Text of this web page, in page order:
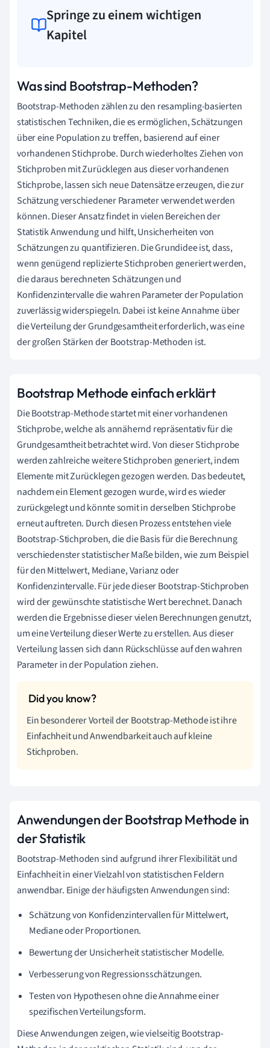
Springe zu einem wichtigen
Kapitel
Was sind Bootstrap-Methoden?
Bootstrap-Methoden zählen zu den resampling-basierten
statistischen Techniken, die es ermöglichen, Schätzungen
über eine Population zu treffen, basierend auf einer
vorhandenen Stichprobe. Durch wiederholtes Ziehen von
Stichproben mit Zurücklegen aus dieser vorhandenen
Stichprobe, lassen sich neue Datensätze erzeugen, die zur
Schätzung verschiedener Parameter verwendet werden
können. Dieser Ansatz findet in vielen Bereichen der
Statistik Anwendung und hilft, Unsicherheiten von
Schätzungen zu quantifizieren. Die Grundidee ist, dass,
wenn genügend replizierte Stichproben generiert werden,
die daraus berechneten Schätzungen und
Konfidenzintervalle die wahren Parameter der Population
zuverlässig widerspiegeln. Dabei ist keine Annahme über
die Verteilung der Grundgesamtheit erforderlich, was eine
der großen Stärken der Bootstrap-Methoden ist.
Bootstrap Methode einfach erklärt
Die Bootstrap-Methode startet mit einer vorhandenen
Stichprobe, welche als annähernd repräsentativ für die
Grundgesamtheit betrachtet wird. Von dieser Stichprobe
werden zahlreiche weitere Stichproben generiert, indem
Elemente mit Zurücklegen gezogen werden. Das bedeutet,
nachdem ein Element gezogen wurde, wird es wieder
zurückgelegt und könnte somit in derselben Stichprobe
erneut auftreten. Durch diesen Prozess entstehen viele
Bootstrap-Stichproben, die die Basis für die Berechnung
verschiedenster statistischer Maße bilden, wie zum Beispiel
für den Mittelwert, Mediane, Varianz oder
Konfidenzintervalle. Für jede dieser Bootstrap-Stichproben
wird der gewünschte statistische Wert berechnet. Danach
werden die Ergebnisse dieser vielen Berechnungen genutzt,
um eine Verteilung dieser Werte zu erstellen. Aus dieser
Verteilung lassen sich dann Rückschlüsse auf den wahren
Parameter in der Population ziehen.
Ein besonderer Vorteil der Bootstrap-Methode ist ihre
Einfachheit und Anwendbarkeit auch auf kleine
Stichproben.
Anwendungen der Bootstrap Methode in
der Statistik
Bootstrap-Methoden sind aufgrund ihrer Flexibilität und
Einfachheit in einer Vielzahl von statistischen Feldern
anwendbar. Einige der häufigsten Anwendungen sind:
Schätzung von Konfidenzintervallen für Mittelwert,
Mediane oder Proportionen.
Bewertung der Unsicherheit statistischer Modelle.
Verbesserung von Regressionsschätzungen.
Testen von Hypothesen ohne die Annahme einer
spezifischen Verteilungsform.
Diese Anwendungen zeigen, wie vielseitig Bootstrap-